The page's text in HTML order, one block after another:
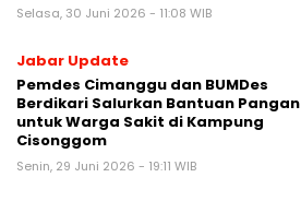
Selasa, 30 Juni 2026 - 11:08 WIB
Jabar Update
Pemdes Cimanggu dan BUMDes
Berdikari Salurkan Bantuan Pangan
untuk Warga Sakit di Kampung
Cisonggom
Senin, 29 Juni 2026 - 19:11 WIB